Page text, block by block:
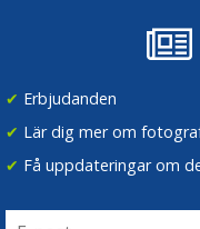
✔ Erbjudanden
✔ Lär dig mer om
✔ Få uppdateringar om